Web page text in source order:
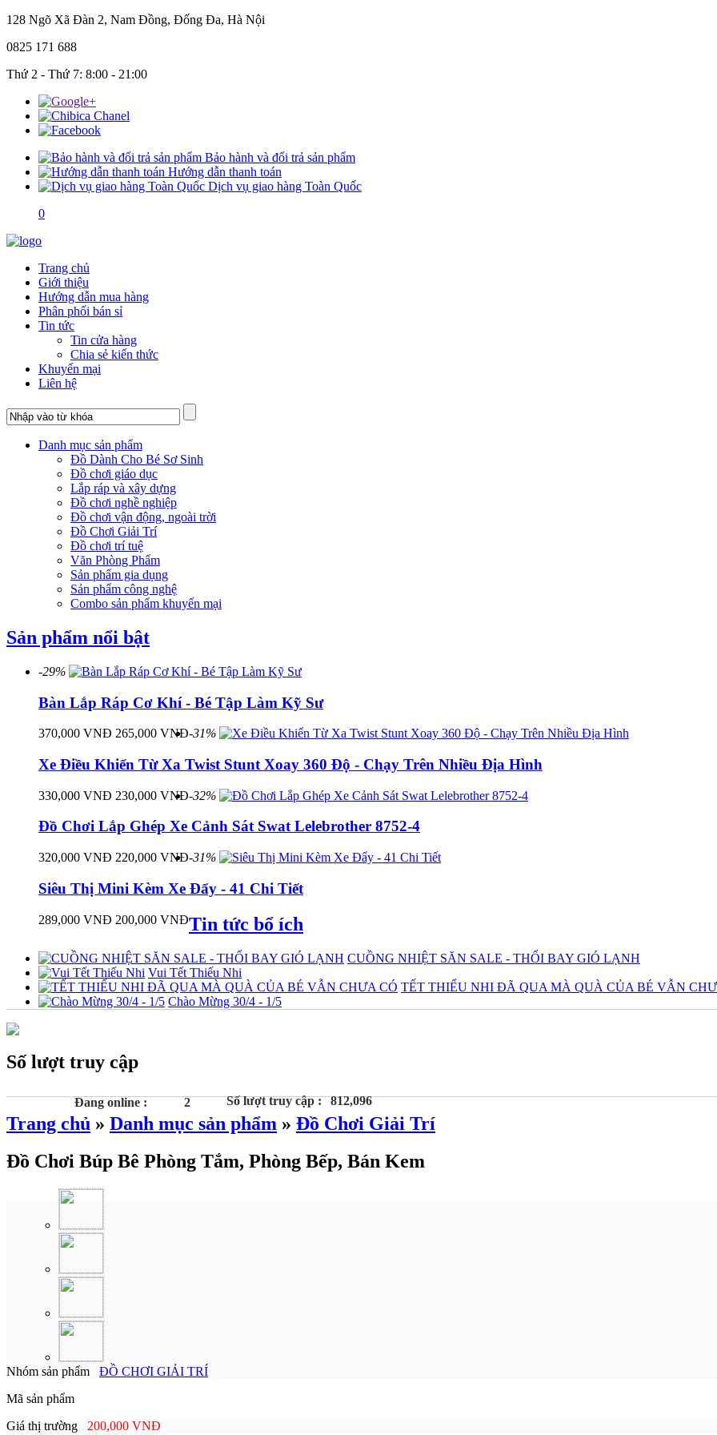
128 Ngõ Xã Đàn 2, Nam Đồng, Đống Đa, Hà Nội
0825 171 688
Thứ 2 - Thứ 7: 8:00 - 21:00
Bảo hành và đổi trả sản phẩm
Hướng dẫn thanh toán
Dịch vụ giao hàng Toàn Quốc
0
Trang chủ
Giới thiệu
Hướng dẫn mua hàng
Phân phối bán sỉ
Tin tức
Tin cửa hàng
Chia sẻ kiến thức
Khuyến mại
Liên hệ
Danh mục sản phẩm
Đồ Dành Cho Bé Sơ Sinh
Đồ chơi giáo dục
Lắp ráp và xây dựng
Đồ chơi nghề nghiệp
Đồ chơi vận động, ngoài trời
Đồ Chơi Giải Trí
Đồ chơi trí tuệ
Văn Phòng Phẩm
Sản phẩm gia dụng
Sản phẩm công nghệ
Combo sản phẩm khuyến mại
Sản phẩm nổi bật
-29%
Bàn Lắp Ráp Cơ Khí - Bé Tập Làm Kỹ Sư
370,000 VNĐ 265,000 VNĐ-31%
Xe Điều Khiển Từ Xa Twist Stunt Xoay 360 Độ - Chạy Trên Nhiều Địa Hình
330,000 VNĐ 230,000 VNĐ-32%
Đồ Chơi Lắp Ghép Xe Cảnh Sát Swat Lelebrother 8752-4
320,000 VNĐ 220,000 VNĐ-31%
Siêu Thị Mini Kèm Xe Đẩy - 41 Chi Tiết
289,000 VNĐ 200,000 VNĐTin tức bổ ích
CUỒNG NHIỆT SĂN SALE - THỔI BAY GIÓ LẠNH
Vui Tết Thiếu Nhi
TẾT THIẾU NHI ĐÃ QUA MÀ QUÀ CỦA BÉ VẪN
Chào Mừng 30/4 - 1/5
Số lượt truy cập
Đang online : 2 Số lượt truy cập : 812,096
Trang chủ » Danh mục sản phẩm » Đồ Chơi Giải Trí
Đồ Chơi Búp Bê Phòng Tắm, Phòng Bếp, Bán Kem
Nhóm sản phẩm
ĐỒ CHƠI GIẢI TRÍ
Mã sản phẩm
Giá thị trường
200,000 VNĐ